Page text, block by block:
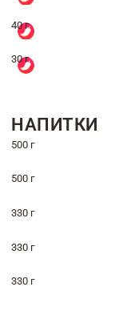
40 г
30 г
НАПИТКИ
500 г
500 г
330 г
330 г
330 г